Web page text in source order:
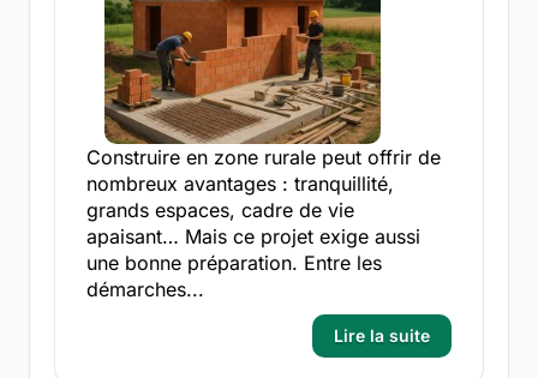
Construire en zone rurale peut offrir de
nombreux avantages : tranquillité,
grands espaces, cadre de vie
apaisant… Mais ce projet exige aussi
une bonne préparation. Entre les
démarches...
Lire la suite